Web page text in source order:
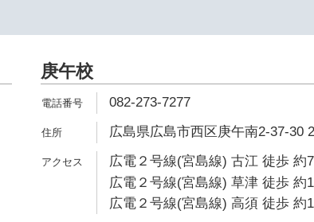
庚午校
082-273-7277
広島県広島市西区庚午南2-37-30
広電２号線(宮島線) 古江 徒歩 約
広電２号線(宮島線) 草津 徒歩 約
広電２号線(宮島線) 高須 徒歩 約